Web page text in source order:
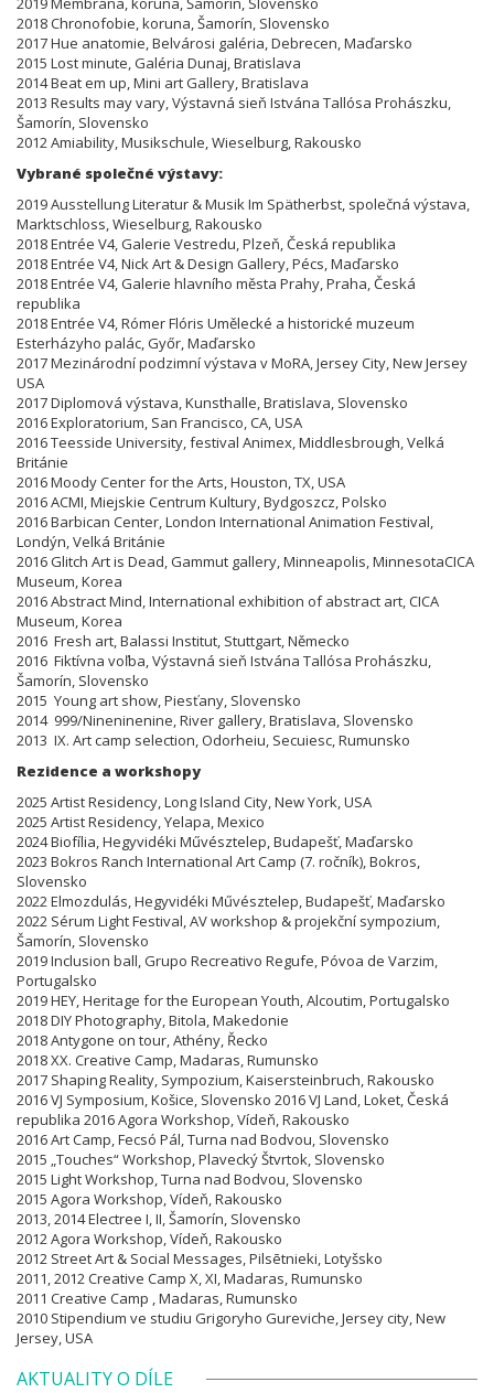
2018 Chronofobie, koruna, Šamorín, Slovensko
2017 Hue anatomie, Belvárosi galéria, Debrecen, Maďarsko
2015 Lost minute, Galéria Dunaj, Bratislava
2014 Beat em up, Mini art Gallery, Bratislava
2013 Results may vary, Výstavná sieň Istvána Tallósa Prohászku,
Šamorín, Slovensko
2012 Amiability, Musikschule, Wieselburg, Rakousko
Vybrané společné výstavy:
2019 Ausstellung Literatur & Musik Im Spätherbst, společná výstava,
Marktschloss, Wieselburg, Rakousko
2018 Entrée V4, Galerie Vestredu, Plzeň, Česká republika
2018 Entrée V4, Nick Art & Design Gallery, Pécs, Maďarsko
2018 Entrée V4, Galerie hlavního města Prahy, Praha, Česká
republika
2018 Entrée V4, Rómer Flóris Umělecké a historické muzeum
Esterházyho palác, Győr, Maďarsko
2017 Mezinárodní podzimní výstava v MoRA, Jersey City, New Jersey
USA
2017 Diplomová výstava, Kunsthalle, Bratislava, Slovensko
2016 Exploratorium, San Francisco, CA, USA
2016 Teesside University, festival Animex, Middlesbrough, Velká
Británie
2016 Moody Center for the Arts, Houston, TX, USA
2016 ACMI, Miejskie Centrum Kultury, Bydgoszcz, Polsko
2016 Barbican Center, London International Animation Festival,
Londýn, Velká Británie
2016 Glitch Art is Dead, Gammut gallery, Minneapolis, MinnesotaCICA
Museum, Korea
2016 Abstract Mind, International exhibition of abstract art, CICA
Museum, Korea
2016 Fresh art, Balassi Institut, Stuttgart, Německo
2016 Fiktívna voľba, Výstavná sieň Istvána Tallósa Prohászku,
Šamorín, Slovensko
2015 Young art show, Piesťany, Slovensko
2014 999/Nineninenine, River gallery, Bratislava, Slovensko
2013 IX. Art camp selection, Odorheiu, Secuiesc, Rumunsko
Rezidence a workshopy
2025 Artist Residency, Long Island City, New York, USA
2025 Artist Residency, Yelapa, Mexico
2024 Biofília, Hegyvidéki Művésztelep, Budapešť, Maďarsko
2023 Bokros Ranch International Art Camp (7. ročník), Bokros,
Slovensko
2022 Elmozdulás, Hegyvidéki Művésztelep, Budapešť, Maďarsko
2022 Sérum Light Festival, AV workshop & projekční sympozium,
Šamorín, Slovensko
2019 Inclusion ball, Grupo Recreativo Regufe, Póvoa de Varzim,
Portugalsko
2019 HEY, Heritage for the European Youth, Alcoutim, Portugalsko
2018 DIY Photography, Bitola, Makedonie
2018 Antygone on tour, Athény, Řecko
2018 XX. Creative Camp, Madaras, Rumunsko
2017 Shaping Reality, Sympozium, Kaisersteinbruch, Rakousko
2016 VJ Symposium, Košice, Slovensko 2016 VJ Land, Loket, Česká
republika 2016 Agora Workshop, Vídeň, Rakousko
2016 Art Camp, Fecsó Pál, Turna nad Bodvou, Slovensko
2015 „Touches“ Workshop, Plavecký Štvrtok, Slovensko
2015 Light Workshop, Turna nad Bodvou, Slovensko
2015 Agora Workshop, Vídeň, Rakousko
2013, 2014 Electree I, II, Šamorín, Slovensko
2012 Agora Workshop, Vídeň, Rakousko
2012 Street Art & Social Messages, Pilsētnieki, Lotyšsko
2011, 2012 Creative Camp X, XI, Madaras, Rumunsko
2011 Creative Camp , Madaras, Rumunsko
2010 Stipendium ve studiu Grigoryho Gureviche, Jersey city, New
Jersey, USA
AKTUALITY O DÍLE